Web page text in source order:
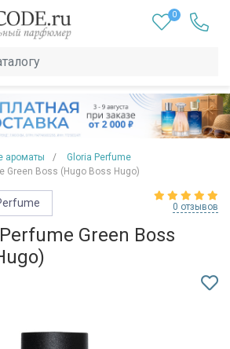
0
ароматы
Gloria Perfume
Green Boss (Hugo Boss Hugo)
0 отзывов
Green Boss